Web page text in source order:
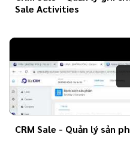
Sale Activities
CRM Sale - Quản lý sản